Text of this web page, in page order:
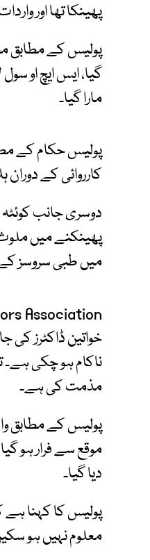
پھینکا تھا اور
پولیس کے مطابق
گیا، ایس ایچ او
مارا گیا۔
پولیس حکام کے
کارروائی کے دوران
دوسری جانب کوئٹہ
میں طبی سروسز
خواتین ڈاکٹرز
ناکام ہو چکی ہے۔
مذمت کی ہے۔
پولیس کے مطابق
موقع سے فرار ہو
دیا گیا۔
پولیس کا کہنا
معلوم نہیں ہو